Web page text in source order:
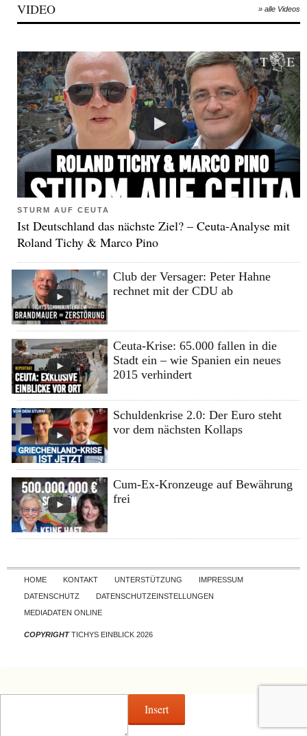
VIDEO » alle Videos
STURM AUF CEUTA
Ist Deutschland das nächste Ziel? – Ceuta-Analyse mit
Roland Tichy & Marco Pino
Club der Versager: Peter Hahne
rechnet mit der CDU ab
Ceuta-Krise: 65.000 fallen in die
Stadt ein – wie Spanien ein neues
2015 verhindert
Schuldenkrise 2.0: Der Euro steht
vor dem nächsten Kollaps
Cum-Ex-Kronzeuge auf Bewährung
frei
Skip to content
HOME KONTAKT UNTERSTÜTZUNG
IMPRESSUM
DATENSCHUTZ
DATENSCHUTZEINSTELLUNGEN
MEDIADATEN ONLINE
COPYRIGHTTICHYS EINBLICK 2026
Insert